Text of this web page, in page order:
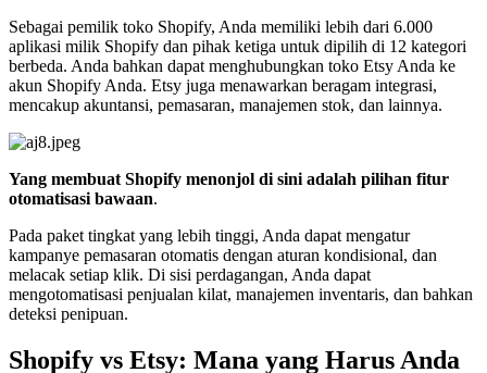
Sebagai pemilik toko Shopify, Anda memiliki lebih dari 6.000
aplikasi milik Shopify dan pihak ketiga untuk dipilih di 12 kategori
berbeda. Anda bahkan dapat menghubungkan toko Etsy Anda ke
akun Shopify Anda. Etsy juga menawarkan beragam integrasi,
mencakup akuntansi, pemasaran, manajemen stok, dan lainnya.
Yang membuat Shopify menonjol di sini adalah pilihan fitur
otomatisasi bawaan.
Pada paket tingkat yang lebih tinggi, Anda dapat mengatur
kampanye pemasaran otomatis dengan aturan kondisional, dan
melacak setiap klik. Di sisi perdagangan, Anda dapat
mengotomatisasi penjualan kilat, manajemen inventaris, dan bahkan
deteksi penipuan.
Shopify vs Etsy: Mana yang Harus Anda